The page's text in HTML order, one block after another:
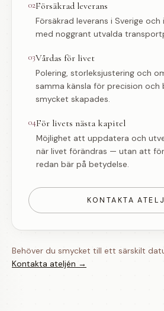
02Försäkrad leverans
Försäkrad leverans i Sverige
med noggrant utvalda
03Vårdas för livet
Polering, storleksjustering och
samma känsla för precision och
smycket skapades.
04För livets nästa kapitel
Möjlighet att uppdatera och
när livet förändras — utan att
redan bär på betydelse.
KONTAKTA
Behöver du smycket till ett särskilt
Kontakta ateljén →